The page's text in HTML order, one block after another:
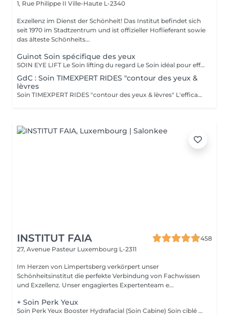
1, Rue Philippe II Ville-Haute L-2340
Exzellenz im Dienst der Schönheit! Das Institut befindet sich
seit 1970 im Stadtzentrum und ist offizieller Hoflieferant sowie
das älteste Schönheits...
Guinot Soin spécifique des yeux
SOIN EYE LIFT Le Soin lifting du regard Le Soin idéal pour effacer les signes de l'âge (rides, relâchement des paupières) et les marques de fatigue (poches, cernes). RÉSULTATS BEAUTÉ LE REGARD EST DÉFATIGUÉ, VISIBLEMENT PLUS JEUNE. Action sur les signes de l'âge - Les rides et ridules sont lissées. - Les paupières sont rehaussées. Le regard est agrandi et rajeuni. Action sur les signes de fatigue - Les poches et les cernes sont visiblement atténués. Le regard est reposé et lumineux. SECRETS DU SOIN MODELAGE YEUX Sérum de Modelage Yeux et techniques manuelles ciblées pour favoriser le drainage en relançant la microcirculation afin d'atténuer les poches et les cernes. STIMULATION MUSCULAIRE YEUX La stimulation musculaire fait travailler les muscles du contour des yeux, grâce au micro-courant de stimulation. Cette phase, associée au Sérum Gel Yeux retend les traits en redonnant du volume aux muscles et draine les poches et les cernes en relançant la microcirculation. Effet "lifting" immédiat : les rides de la patte d'oie et la ride du lion sont lissées et les paupières sont rehaussées. MASQUE YEUX Le Masque exclusif GUINOT en non tissé permet de lisser la ride de la patte d'oie et la ride du lion, et de réduire visiblement les poches et les cernes.
GdC : Soin TIMEXPERT RIDES "contour des yeux &
lèvres
Soin TIMEXPERT RIDES "contour des yeux & lèvres" L'efficacite des composants actifs de TimexpertRides ( BTX-Tripeptine, Tissulage Tech, Energy Pythoactives ). La combinaison de bio-engineering pour eliminer les rides avec des ingredients specifiques, qui agissent contre les differentes sortes de problemes comme les cercles noirs, les cernes et le relachement. La peau autour des yeux retrouve de la clarte, de l'energie et de la fermete. Résultats immédiats. - Tout type de peau normale à sèche - Toute saison - Recommandé à partir 30 ans Sous forme d'une cure de trois sessions, une par semaine ou comme traitement flash. Massage spécifique : Cupping-yoga facial-pierre Gua-Sha
INSTITUT FAIA
458
27, Avenue Pasteur Luxembourg L-2311
Im Herzen von Limpertsberg verkörpert unser
Schönheitsinstitut die perfekte Verbindung von Fachwissen
und Exzellenz. Unser engagiertes Expertenteam e...
+ Soin Perk Yeux
Soin Perk Yeux Booster Hydrafacial (Soin Cabine) Soin ciblé du contour des yeux réalisé en cabine, en complément d'un soin Hydrafacial. Le Perk Yeux exfolie délicatement et infuse un sérum concentré pour hydrater, lisser les ridules et illuminer le regard. Résultat immédiat: un contour de l'il plus frais, défatigué et lumineux. Fonctionnement : Le soin nécessite l'achat d'un booster personnel au prix de 50€. Ce booster, conservé en cabine, permet de réaliser 3 séances en complément d'un Hydrafacial.